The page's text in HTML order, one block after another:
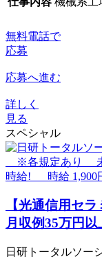
無料電話で
応募
応募へ進む
詳しく
見る
スペシャル
【光通信用セ
月収例35万円
日研トータルソー